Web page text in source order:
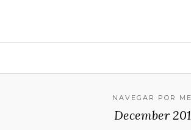
NAVEGAR POR
December